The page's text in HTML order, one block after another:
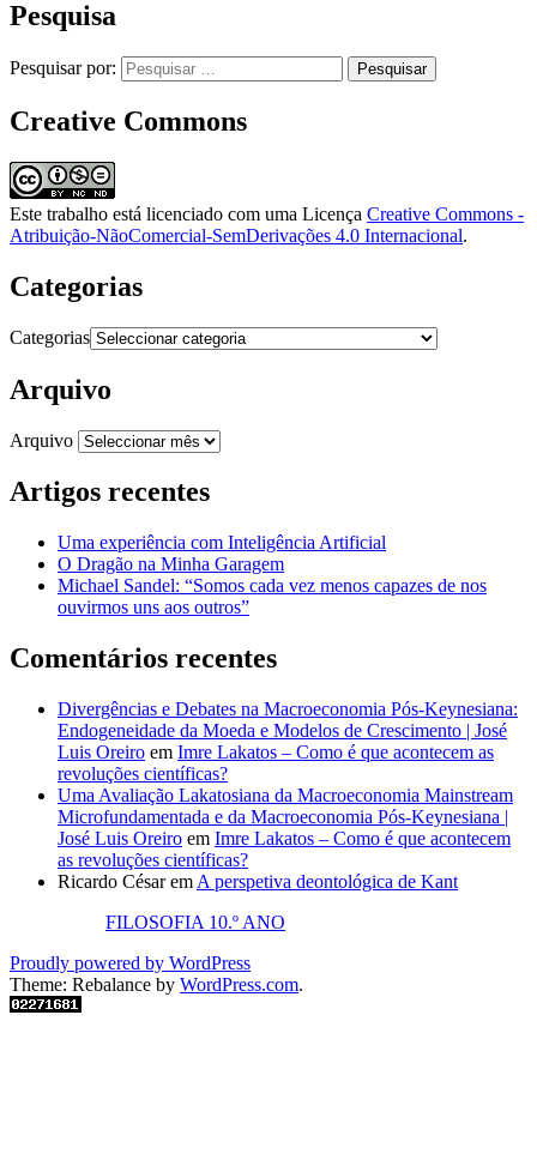
Pesquisa
Pesquisar por:
Creative Commons
Este trabalho está licenciado com uma Licença Creative Commons -
Atribuição-NãoComercial-SemDerivações 4.0 Internacional.
Categorias
Categorias
Arquivo
Arquivo
Artigos recentes
Uma experiência com Inteligência Artificial
O Dragão na Minha Garagem
Michael Sandel: “Somos cada vez menos capazes de nos
ouvirmos uns aos outros”
Comentários recentes
Divergências e Debates na Macroeconomia Pós-Keynesiana:
Endogeneidade da Moeda e Modelos de Crescimento | José
Luis Oreiro em Imre Lakatos – Como é que acontecem as
revoluções científicas?
Uma Avaliação Lakatosiana da Macroeconomia Mainstream
Microfundamentada e da Macroeconomia Pós-Keynesiana |
José Luis Oreiro em Imre Lakatos – Como é que acontecem
as revoluções científicas?
Ricardo Césarem A perspetiva deontológica de Kant
FILOSOFIA 10.º ANO
Proudly powered by WordPress
Theme: Rebalance by WordPress.com.